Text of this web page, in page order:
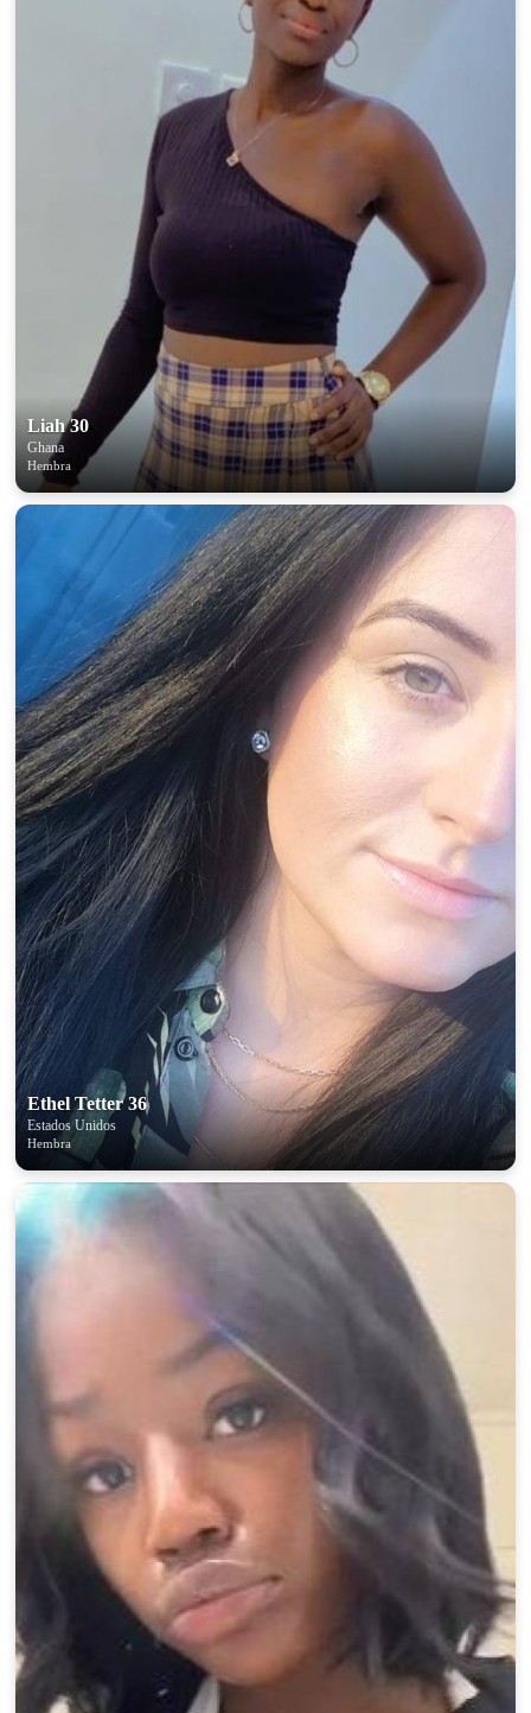
Liah 30
Ghana
Hembra
Ethel Tetter 36
Estados Unidos
Hembra
upload your own photo